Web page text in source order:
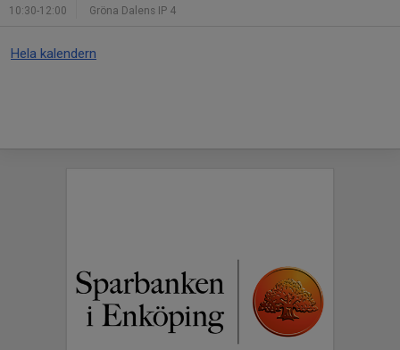
10:30-12:00 Gröna Dalens IP 4
Hela kalendern